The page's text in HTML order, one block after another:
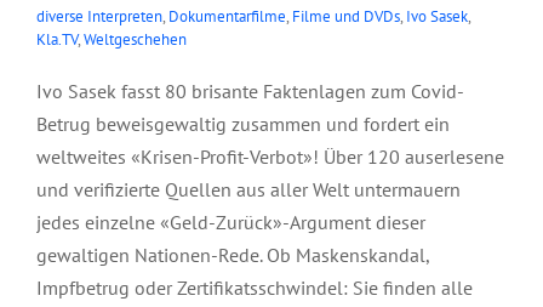
diverse Interpreten, Dokumentarfilme, Filme und DVDs, Ivo Sasek,
Kla.TV,Weltgeschehen
Ivo Sasek fasst 80 brisante Faktenlagen zum Covid-
Betrug beweisgewaltig zusammen und fordert ein
weltweites «Krisen-Profit-Verbot»! Über 120 auserlesene
und verifizierte Quellen aus aller Welt untermauern
jedes einzelne «Geld-Zurück»-Argument dieser
gewaltigen Nationen-Rede. Ob Maskenskandal,
Impfbetrug oder Zertifikatsschwindel: Sie finden alle